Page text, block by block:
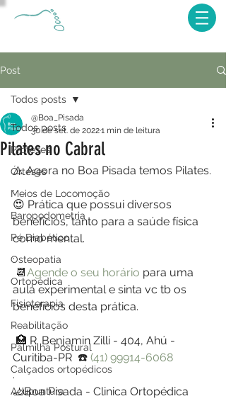
Post
Todos posts
Próteses
Órteses
Meios de Locomoção
Baropodometria
Pé Diabético
Osteopatia
Ortopédica
Fisioterapia
Reabilitação
Palmilha Postural
Calçados ortopédicos
Acupuntura
Todos posts
Pilates no Cabral
@Boa_Pisada
30 de set. de 20221 min de leitura
⚠️ Agora no Boa Pisada temos Pilates.
.
😍 Prática que possui diversos
benefícios, tanto para a saúde física
como mental.
.
📆Agende o seu horário para uma
aula experimental e sinta vc tb os
benefícios desta prática.
.
🏥 R. Benjamin Zilli - 404, Ahú -
Curitiba-PR  ☎️ (41) 99914-6068
.
🦶Boa Pisada - Clinica Ortopédica